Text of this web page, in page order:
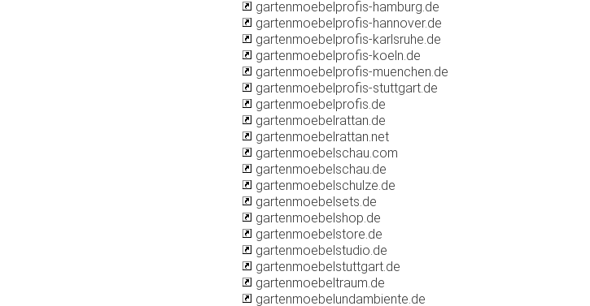
gartenmoebelprofis-hamburg.de
gartenmoebelprofis-hannover.de
gartenmoebelprofis-karlsruhe.de
gartenmoebelprofis-koeln.de
gartenmoebelprofis-muenchen.de
gartenmoebelprofis-stuttgart.de
gartenmoebelprofis.de
gartenmoebelrattan.de
gartenmoebelrattan.net
gartenmoebelschau.com
gartenmoebelschau.de
gartenmoebelschulze.de
gartenmoebelsets.de
gartenmoebelshop.de
gartenmoebelstore.de
gartenmoebelstudio.de
gartenmoebelstuttgart.de
gartenmoebeltraum.de
gartenmoebelundambiente.de